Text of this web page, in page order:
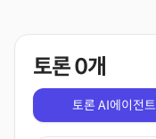
토론0개
토론 AI에이전트